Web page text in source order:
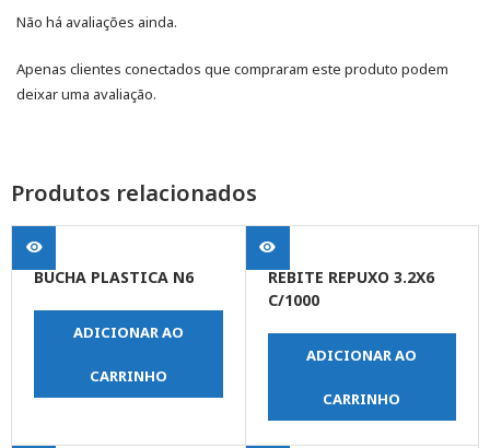
Não há avaliações ainda.
Apenas clientes conectados que compraram este produto podem
deixar uma avaliação.
Produtos relacionados
BUCHA PLASTICA N6
ADICIONAR AO
CARRINHO
REBITE REPUXO 3.2X6
C/1000
ADICIONAR AO
CARRINHO